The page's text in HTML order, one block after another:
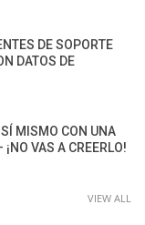
DE SOPORTE
DATOS DE
SÍ MISMO CON UNA
VAS A CREERLO!
VIEW ALL